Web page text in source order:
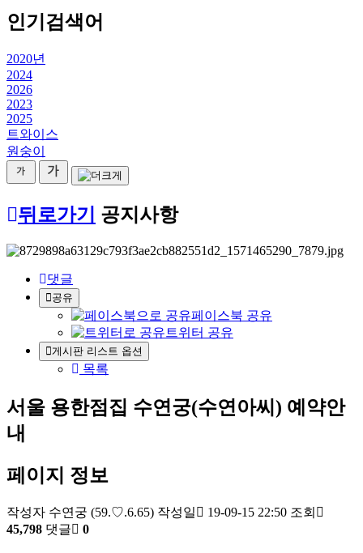
인기검색어
2020년
2024
2026
2023
2025
트와이스
원숭이
뒤로가기 공지사항
댓글
공유
페이스북 공유
트위터 공유
게시판 리스트 옵션
목록
서울 용한점집 수연궁(수연아씨) 예약안
내
페이지 정보
작성자 수연궁 (59.♡.6.65) 작성일 19-09-15 22:50 조회
45,798 댓글 0